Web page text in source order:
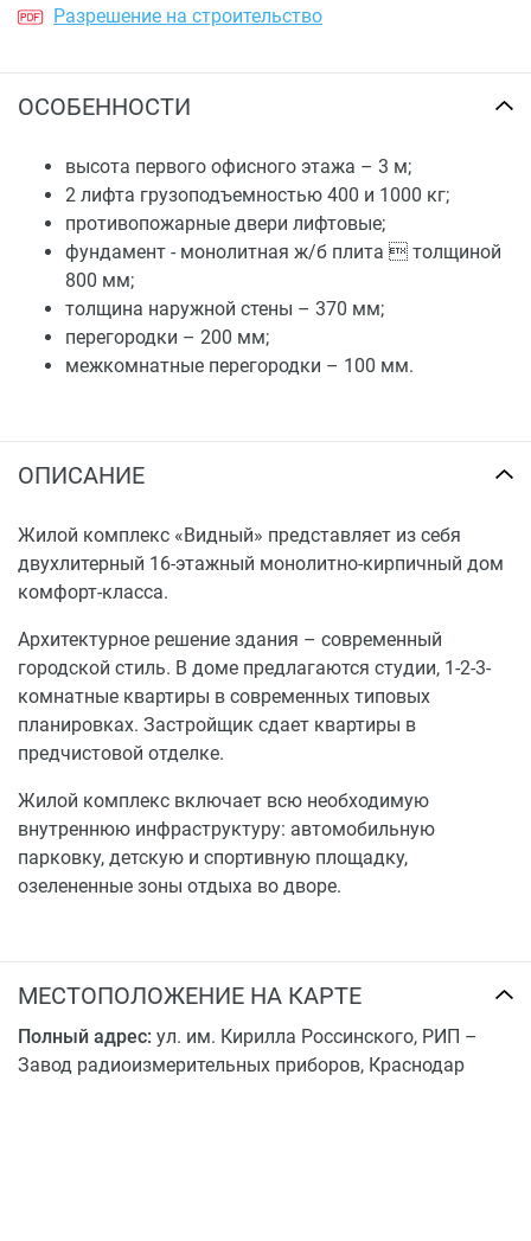
Разрешение на строительство
ОСОБЕННОСТИ
высота первого офисного этажа – 3 м;
2 лифта грузоподъемностью 400 и 1000 кг;
противопожарные двери лифтовые;
фундамент - монолитная ж/б плита  толщиной
800 мм;
толщина наружной стены – 370 мм;
перегородки – 200 мм;
межкомнатные перегородки – 100 мм.
ОПИСАНИЕ
Жилой комплекс «Видный» представляет из себя
двухлитерный 16-этажный монолитно-кирпичный дом
комфорт-класса.
Архитектурное решение здания – современный
городской стиль. В доме предлагаются студии, 1-2-3-
комнатные квартиры в современных типовых
планировках. Застройщик сдает квартиры в
предчистовой отделке.
Жилой комплекс включает всю необходимую
внутреннюю инфраструктуру: автомобильную
парковку, детскую и спортивную площадку,
озелененные зоны отдыха во дворе.
МЕСТОПОЛОЖЕНИЕ НА КАРТЕ
Полный адрес: ул. им. Кирилла Россинского, РИП –
Завод радиоизмерительных приборов, Краснодар